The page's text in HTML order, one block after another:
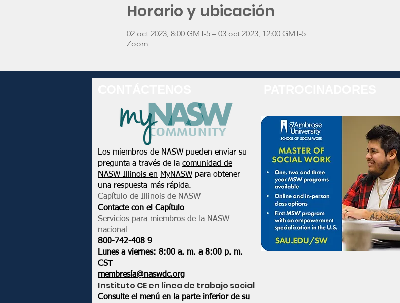
Horario y ubicación
02 oct 2023, 8:00 GMT-5 – 03 oct 2023, 12:00 GMT-5
Zoom
Los miembros de NASW pueden enviar su
pregunta a través de la comunidad de
NASW Illinois en MyNASW para obtener
una respuesta más rápida.
Capítulo de Illinois de NASW
Contacte con el Capítulo
Servicios para miembros de la NASW
nacional
800-742-408 9
Lunes a viernes: 8:00 a. m. a 8:00 p. m.
CST
membresía@naswdc.org
Instituto CE en línea de trabajo social
Consulte el menú en la parte inferior de su